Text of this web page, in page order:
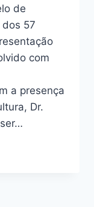
de
dos 57
com
a presença
Dr.